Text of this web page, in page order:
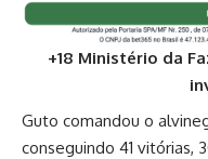
+18 Ministério da
Guto comandou o
conseguindo 41 vitórias,